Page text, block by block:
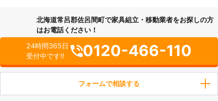
北海道常呂郡佐呂間町で家具組立・移動業者をお探しの方
はお電話ください！
24時間365日
受付中です!!
0120-466-110
フォームで相談する